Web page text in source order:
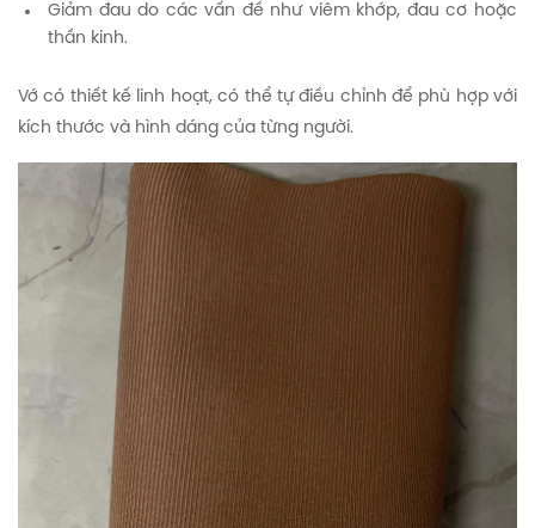
Giảm đau do các vấn đề như viêm khớp, đau cơ hoặc
thần kinh.
Vớ có thiết kế linh hoạt, có thể tự điều chỉnh để phù hợp với
kích thước và hình dáng của từng người.